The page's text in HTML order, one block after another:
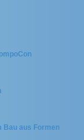
Bau aus Formen